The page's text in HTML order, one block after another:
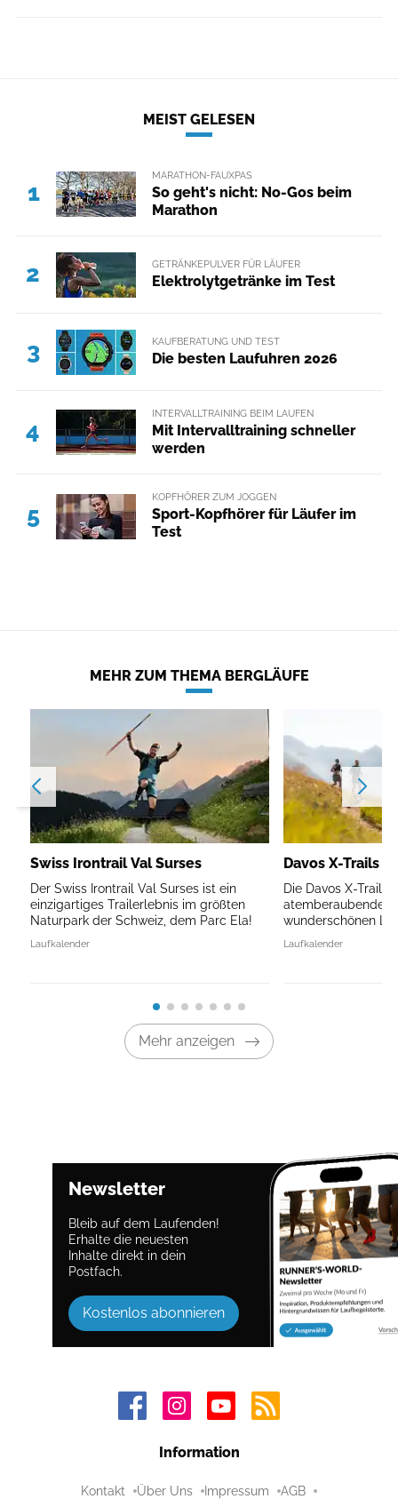
MEIST GELESEN
1
MARATHON-FAUXPAS
So geht's nicht: No-Gos beim
Marathon
2 GETRÄNKEPULVER FÜR LÄUFER
Elektrolytgetränke im Test
3 KAUFBERATUNG UND TEST
Die besten Laufuhren 2026
4
INTERVALLTRAINING BEIM LAUFEN
Mit Intervalltraining schneller
werden
5
KOPFHÖRER ZUM JOGGEN
Sport-Kopfhörer für Läufer im
Test
MEHR ZUM THEMA BERGLÄUFE
Swiss Irontrail Val Surses
Der Swiss Irontrail Val Surses ist ein
einzigartiges Trailerlebnis im größten
Naturpark der Schweiz, dem Parc Ela!
Laufkalender
Davos X-Trails
Die Davos X-Trails
atemberaubenden
wunderschönen
Laufkalender
Mehr anzeigen
Newsletter
Bleib auf dem Laufenden!
Erhalte die neuesten
Inhalte direkt in dein
Postfach.
Kostenlos abonnieren
Information
Kontakt Über Uns Impressum AGB